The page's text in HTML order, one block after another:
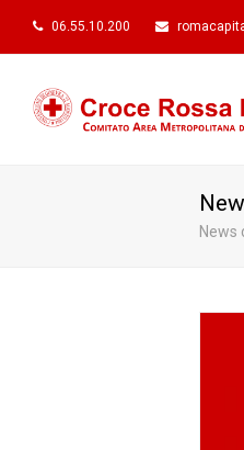
06.55.10.200
News